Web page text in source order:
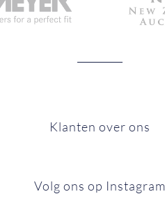
Klanten over ons
Volg ons op Instagram